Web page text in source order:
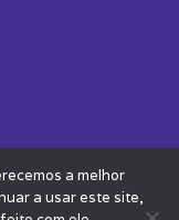
a melhor
a usar este site,